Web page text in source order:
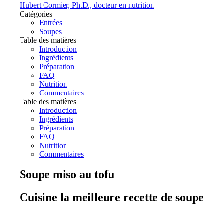
Hubert Cormier, Ph.D., docteur en nutrition
Catégories
Entrées
Soupes
Table des matières
Introduction
Ingrédients
Préparation
FAQ
Nutrition
Commentaires
Table des matières
Introduction
Ingrédients
Préparation
FAQ
Nutrition
Commentaires
Soupe miso au tofu
Cuisine la meilleure recette de soupe